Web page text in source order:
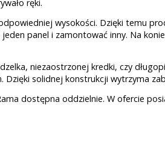
ręki.
wysokości. Dzięki temu
panel i zamontować inny. Na
niezaostrzonej kredki, czy
solidnej konstrukcji wytrzyma
dostępna oddzielnie. W ofercie